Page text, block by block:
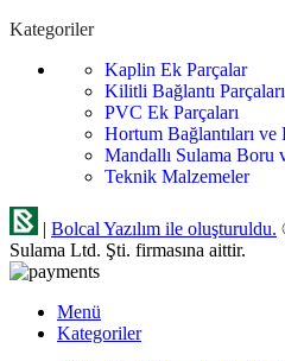
Kategoriler
Kaplin Ek Parçalar
Kilitli Bağlantı Parçaları
PVC Ek Parçaları
Hortum Bağlantıları ve
Mandallı Sulama Boru
Teknik Malzemeler
| Bolcal Yazılım ile oluşturuldu.
Sulama Ltd. Şti. firmasına aittir.
Menü
Kategoriler